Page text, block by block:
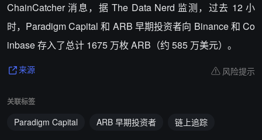
ChainCatcher 消息，据 The Data Nerd 监测，过去 12 小
时，Paradigm Capital 和 ARB 早期投资者向 Binance 和 Co
inbase 存入了总计 1675 万枚 ARB（约 585 万美元）。
来源 风险提示
关联标签
Paradigm Capital ARB 早期投资者 链上追踪